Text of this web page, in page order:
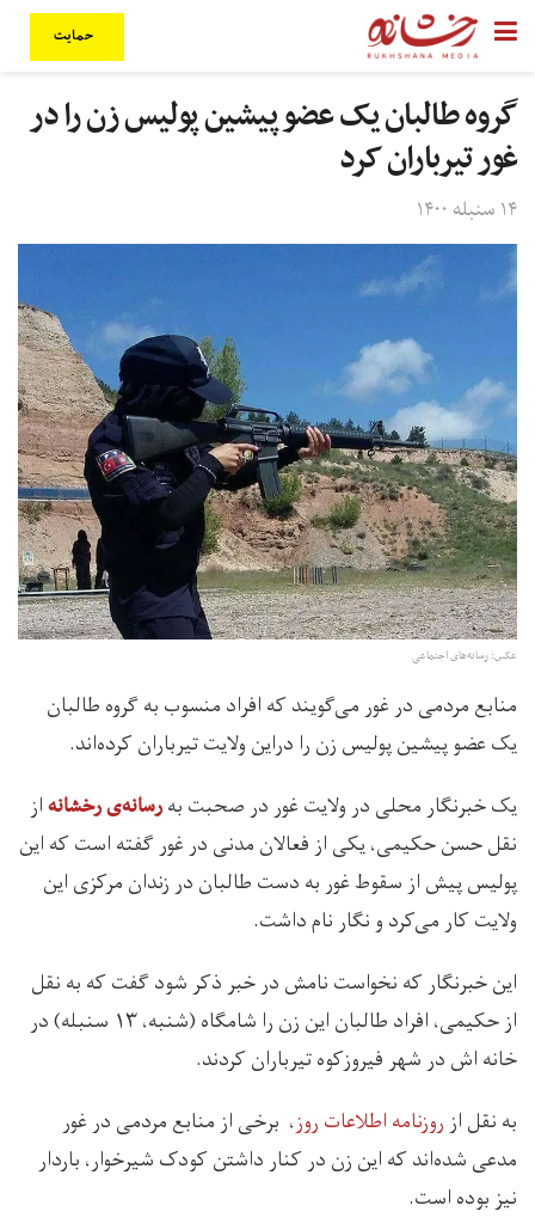
حمایت
گروه طالبان یک عضو پیشین پولیس زن را در
غور تیرباران کرد
۱۴ سنبله ۱۴۰۰
عکس: رسانه‌های اجتماعی
منابع مردمی در غور می‌گویند که افراد منسوب به گروه طالبان
یک عضو پیشین پولیس زن را دراین ولایت تیرباران کرده‌اند.
یک خبرنگار محلی در ولایت غور در صحبت بهرسانه‌ی رخشانهاز
نقل حسن حکیمی، یکی از فعالان مدنی در غور گفته است که این
پولیس پیش از سقوط غور به دست طالبان در زندان مرکزی این
ولایت کار می‌کرد و نگار نام داشت.
این خبرنگار که نخواست نامش در خبر ذکر شود گفت که به نقل
از حکیمی، افراد طالبان این زن را شامگاه (شنبه، ۱۳ سنبله) در
خانه اش در شهر فیر‌وزکوه تیرباران کردند.
به نقل ازروزنامه اطلاعات روز، برخی از منابع مردمی در غور
مدعی شده‌اند که این زن در کنار داشتن کودک شیرخوار، باردار
نیز بوده است.